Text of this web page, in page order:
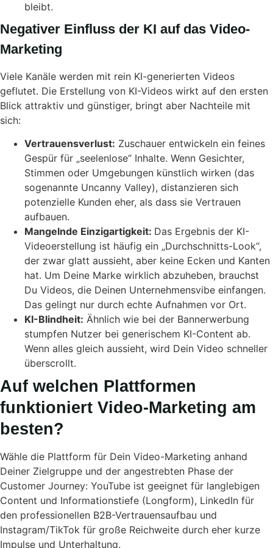
bleibt.
Negativer Einfluss der KI auf das Video-
Marketing
Viele Kanäle werden mit rein KI-generierten Videos
geflutet. Die Erstellung von KI-Videos wirkt auf den ersten
Blick attraktiv und günstiger, bringt aber Nachteile mit
sich:
Vertrauensverlust: Zuschauer entwickeln ein feines
Gespür für „seelenlose“ Inhalte. Wenn Gesichter,
Stimmen oder Umgebungen künstlich wirken (das
sogenannte Uncanny Valley), distanzieren sich
potenzielle Kunden eher, als dass sie Vertrauen
aufbauen.
Mangelnde Einzigartigkeit: Das Ergebnis der KI-
Videoerstellung ist häufig ein „Durchschnitts-Look“,
der zwar glatt aussieht, aber keine Ecken und Kanten
hat. Um Deine Marke wirklich abzuheben, brauchst
Du Videos, die Deinen Unternehmensvibe einfangen.
Das gelingt nur durch echte Aufnahmen vor Ort.
KI-Blindheit: Ähnlich wie bei der Bannerwerbung
stumpfen Nutzer bei generischem KI-Content ab.
Wenn alles gleich aussieht, wird Dein Video schneller
überscrollt.
Auf welchen Plattformen
funktioniert Video-Marketing am
besten?
Wähle die Plattform für Dein Video-Marketing anhand
Deiner Zielgruppe und der angestrebten Phase der
Customer Journey: YouTube ist geeignet für langlebigen
Content und Informationstiefe (Longform), LinkedIn für
den professionellen B2B-Vertrauensaufbau und
Instagram/TikTok für große Reichweite durch eher kurze
Impulse und Unterhaltung.